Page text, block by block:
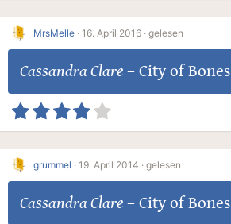
MrsMelle · 16. April 2016 · gelesen
Cassandra Clare– City of Bones
grummel · 19. April 2014 · gelesen
Cassandra Clare– City of Bones